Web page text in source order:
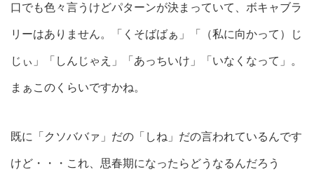
口でも色々言うけどパターンが決まっていて、ボキャブラ
リーはありません。「くそばばぁ」「（私に向かって）じ
じぃ」「しんじゃえ」「あっちいけ」「いなくなって」。
まぁこのくらいですかね。
既に「クソババァ」だの「しね」だの言われているんです
けど・・・これ、思春期になったらどうなるんだろう